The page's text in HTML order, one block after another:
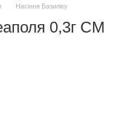
Насіння Базиліку
0,3г СМ